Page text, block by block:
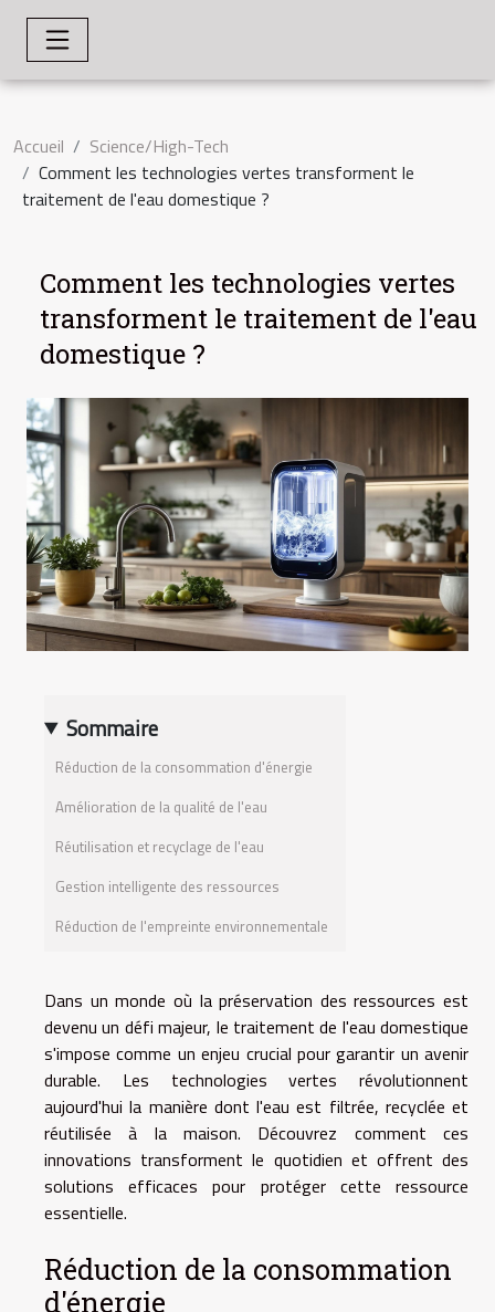
Accueil
Science/High-Tech
Comment les technologies vertes transforment le
traitement de l'eau domestique ?
Comment les technologies vertes
transforment le traitement de l'eau
domestique ?
Sommaire
Réduction de la consommation d'énergie
Amélioration de la qualité de l'eau
Réutilisation et recyclage de l'eau
Gestion intelligente des ressources
Réduction de l'empreinte environnementale
Dans un monde où la préservation des ressources est
devenu un défi majeur, le traitement de l'eau domestique
s'impose comme un enjeu crucial pour garantir un avenir
durable. Les technologies vertes révolutionnent
aujourd'hui la manière dont l'eau est filtrée, recyclée et
réutilisée à la maison. Découvrez comment ces
innovations transforment le quotidien et offrent des
solutions efficaces pour protéger cette ressource
essentielle.
Réduction de la consommation
d'énergie